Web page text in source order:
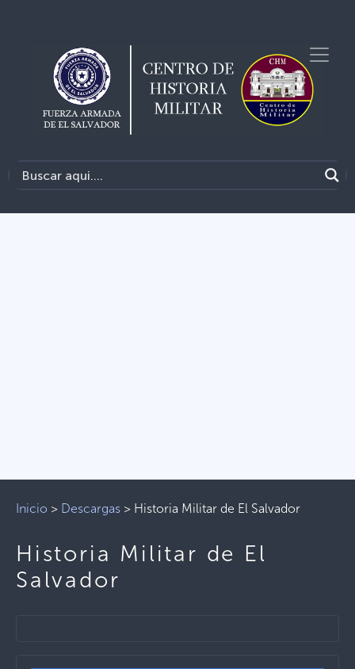
Inicio > Descargas > Historia Militar de El Salvador
Historia Militar de El
Salvador